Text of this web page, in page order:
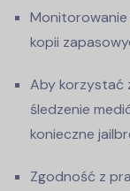
Monitorowanie
kopii
Aby korzystać
śledzenie
konieczne
Zgodność z